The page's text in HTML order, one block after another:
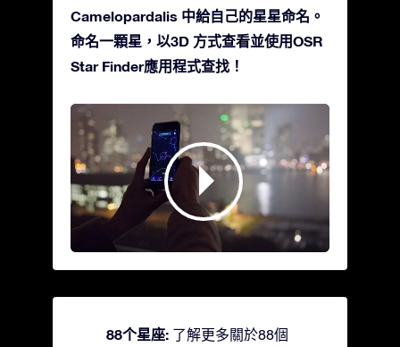
Camelopardalis 中給自己的星星命名。
命名一顆星，以3D 方式查看並使用OSR
Star Finder應用程式查找！
88个星座: 了解更多關於88個